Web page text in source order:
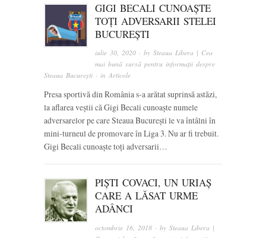
GIGI BECALI CUNOAȘTE
TOȚI ADVERSARII STELEI
BUCUREȘTI
iulie 30, 2020 · bySteaua Libera | Cea
mai bună sursă pentru informații despre
Steaua București · in Articole
Presa sportivă din România s-a arătat suprinsă astăzi,
la aflarea veștii că Gigi Becali cunoaște numele
adversarelor pe care Steaua București le va întâlni în
mini-turneul de promovare în Liga 3. Nu ar fi trebuit.
Gigi Becali cunoaște toți adversarii…
PIȘTI COVACI, UN URIAȘ
CARE A LĂSAT URME
ADÂNCI
octombrie 16, 2018 · bySteaua Libera |